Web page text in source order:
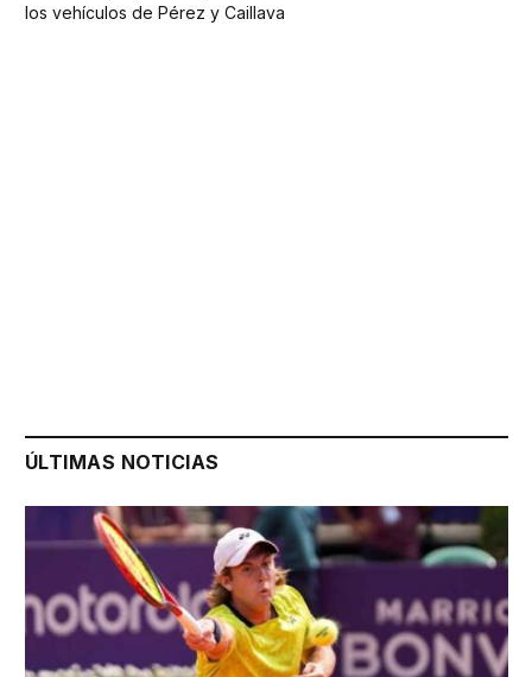
los vehículos de Pérez y Caillava
ÚLTIMAS NOTICIAS